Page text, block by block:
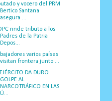
y vocero del PRM
Bertico Santana
asegura ...
rinde tributo a los
Padres de la Patria
Depos...
varios países
visitan frontera junto ...
DA DURO
GOLPE AL
NARCOTRÁFICO EN LAS
Ú...